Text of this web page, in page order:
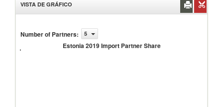
VISTA DE GRÁFICO
Number of Partners: 5
Estonia 2019 Import Partner Share
Estonia
Import